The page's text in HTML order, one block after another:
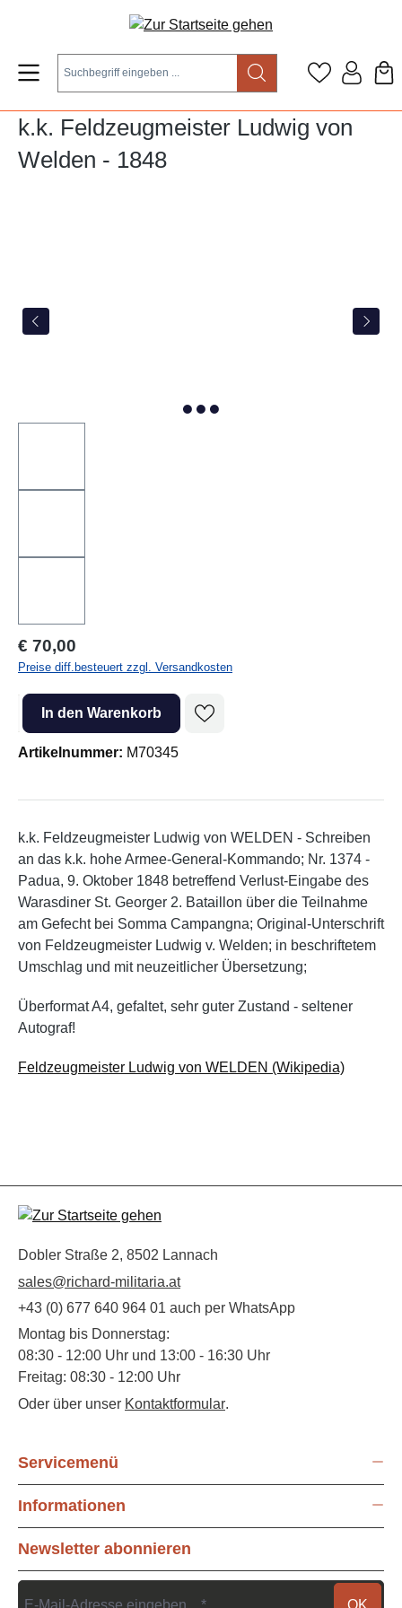
Zum Hauptinhalt springen
k.k. Feldzeugmeister Ludwig von
Welden - 1848
Regulärer Preis:
€ 70,00
Preise diff.besteuert zzgl. Versandkosten
Produkt Anzahl: Gib den gewünschten Wert ein oder benutze die
In den Warenkorb
Artikelnummer: M70345
k.k. Feldzeugmeister Ludwig von WELDEN - Schreiben
an das k.k. hohe Armee-General-Kommando; Nr. 1374 -
Padua, 9. Oktober 1848 betreffend Verlust-Eingabe des
Warasdiner St. Georger 2. Bataillon über die Teilnahme
am Gefecht bei Somma Campangna; Original-Unterschrift
von Feldzeugmeister Ludwig v. Welden; in beschriftetem
Umschlag und mit neuzeitlicher Übersetzung;
Überformat A4, gefaltet, sehr guter Zustand - seltener
Autograf!
Feldzeugmeister Ludwig von WELDEN (Wikipedia)
Dobler Straße 2, 8502 Lannach
sales@richard-militaria.at
+43 (0) 677 640 964 01 auch per WhatsApp
Montag bis Donnerstag:
08:30 - 12:00 Uhr und 13:00 - 16:30 Uhr
Freitag: 08:30 - 12:00 Uhr
Oder über unser Kontaktformular.
Servicemenü
Informationen
Newsletter abonnieren
OK